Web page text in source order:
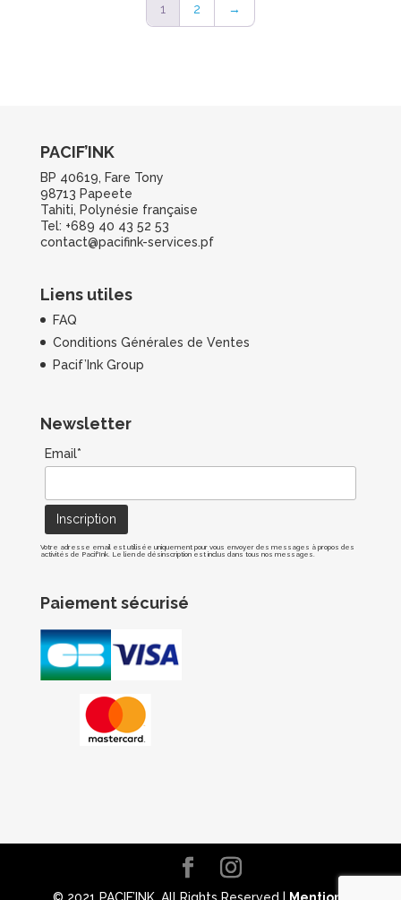
1 2 →
PACIF’INK
BP 40619, Fare Tony
98713 Papeete
Tahiti, Polynésie française
Tel: +689 40 43 52 53
contact@pacifink-services.pf
Liens utiles
FAQ
Conditions Générales de Ventes
Pacif’Ink Group
Newsletter
Email*
Votre adresse email est utilisée uniquement pour vous envoyer des messages à propos des
activités de Pacif'Ink. Le lien de désinscription est inclus dans tous nos messages.
Paiement sécurisé